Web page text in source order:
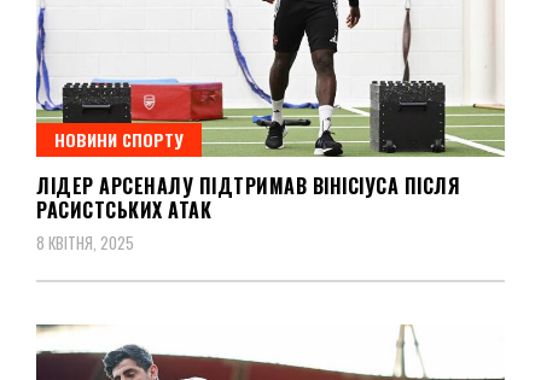
НОВИНИ СПОРТУ
ЛІДЕР АРСЕНАЛУ ПІДТРИМАВ ВІНІСІУСА ПІСЛЯ
РАСИСТСЬКИХ АТАК
8 КВІТНЯ, 2025